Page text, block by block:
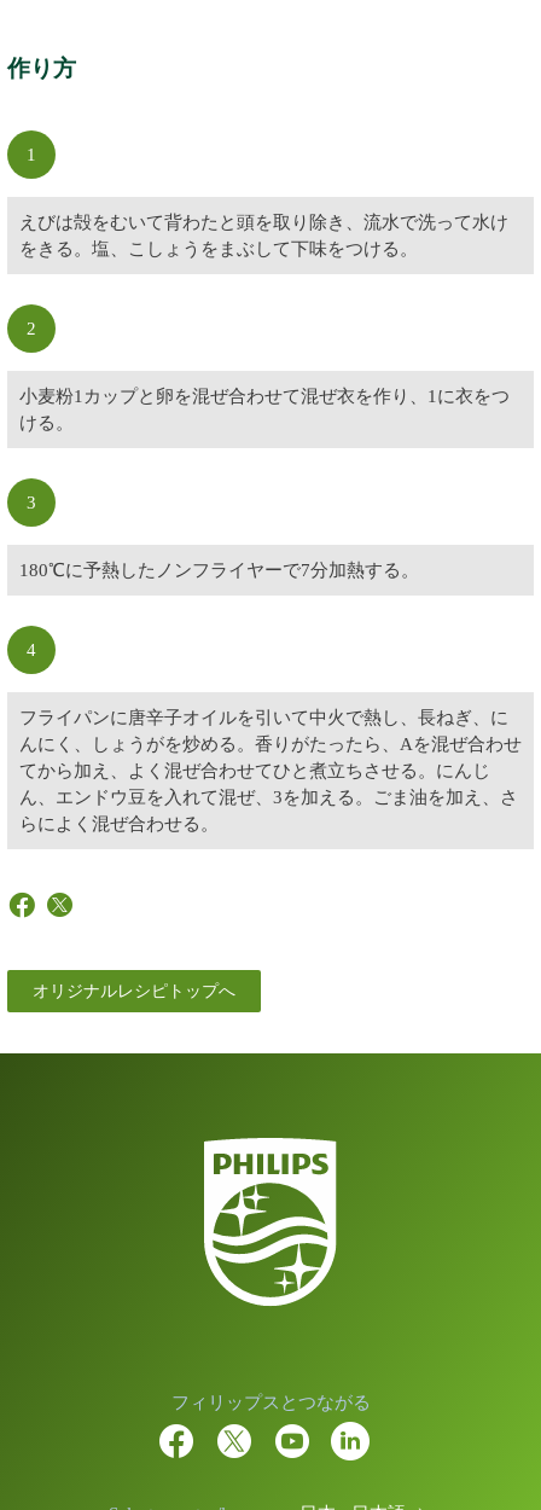
作り方
1
えびは殻をむいて背わたと頭を取り除き、流水で洗って水け
をきる。塩、こしょうをまぶして下味をつける。
2
小麦粉1カップと卵を混ぜ合わせて混ぜ衣を作り、1に衣をつ
ける。
3
180℃に予熱したノンフライヤーで7分加熱する。
4
フライパンに唐辛子オイルを引いて中火で熱し、長ねぎ、に
んにく、しょうがを炒める。香りがたったら、Aを混ぜ合わせ
てから加え、よく混ぜ合わせてひと煮立ちさせる。にんじ
ん、エンドウ豆を入れて混ぜ、3を加える。ごま油を加え、さ
らによく混ぜ合わせる。
オリジナルレシピトップへ
フィリップスとつながる